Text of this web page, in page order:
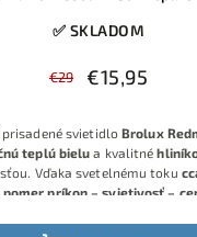
✅ SKLADOM
€29 €15,95
svietidlo Brolux
teplú bielu a kvalitné
Vďaka svetelnému toku
príkon – svietivosť –
získate